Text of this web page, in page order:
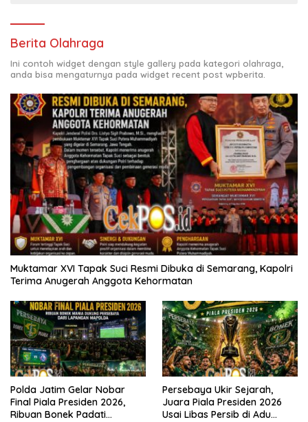
Berita Olahraga
Ini contoh widget dengan style gallery pada kategori olahraga,
anda bisa mengaturnya pada widget recent post wpberita.
Muktamar XVI Tapak Suci Resmi Dibuka di Semarang, Kapolri
Terima Anugerah Anggota Kehormatan
Polda Jatim Gelar Nobar
Final Piala Presiden 2026,
Ribuan Bonek Padati
Persebaya Ukir Sejarah,
Juara Piala Presiden 2026
Usai Libas Persib di Adu